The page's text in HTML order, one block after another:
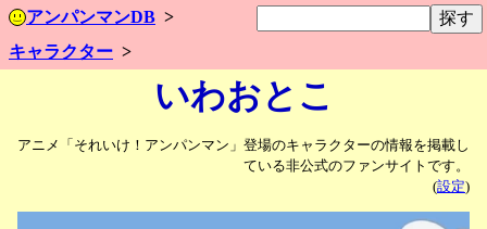
アンパンマンDB
キャラクター
いわおとこ
アニメ「それいけ！アンパンマン」登場のキャラクターの情報を掲載し
ている非公式のファンサイトです。
(設定)